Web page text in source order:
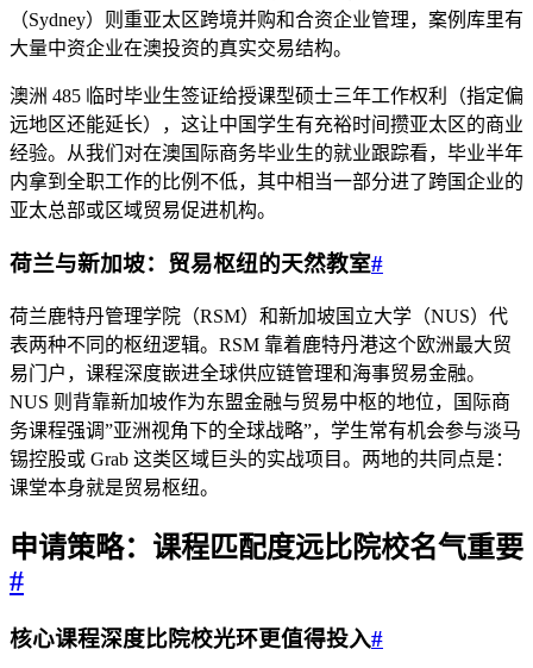
（Sydney）则重亚太区跨境并购和合资企业管理，案例库里有
大量中资企业在澳投资的真实交易结构。
澳洲 485 临时毕业生签证给授课型硕士三年工作权利（指定偏
远地区还能延长），这让中国学生有充裕时间攒亚太区的商业
经验。从我们对在澳国际商务毕业生的就业跟踪看，毕业半年
内拿到全职工作的比例不低，其中相当一部分进了跨国企业的
亚太总部或区域贸易促进机构。
荷兰与新加坡：贸易枢纽的天然教室#
荷兰鹿特丹管理学院（RSM）和新加坡国立大学（NUS）代
表两种不同的枢纽逻辑。RSM 靠着鹿特丹港这个欧洲最大贸
易门户，课程深度嵌进全球供应链管理和海事贸易金融。
NUS 则背靠新加坡作为东盟金融与贸易中枢的地位，国际商
务课程强调”亚洲视角下的全球战略”，学生常有机会参与淡马
锡控股或 Grab 这类区域巨头的实战项目。两地的共同点是：
课堂本身就是贸易枢纽。
申请策略：课程匹配度远比院校名气重要
#
核心课程深度比院校光环更值得投入#